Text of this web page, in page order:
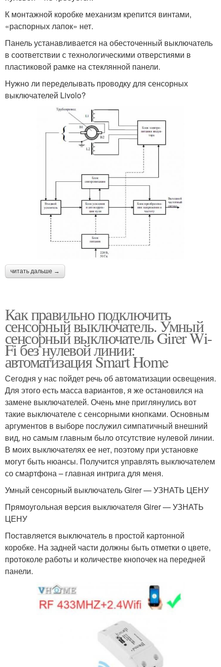
К монтажной коробке механизм крепится винтами,
«распорных лапок» нет.
Панель устанавливается на обесточенный выключатель
в соответствии с технологическими отверстиями в
пластиковой рамке на стеклянной панели.
Нужно ли переделывать проводку для сенсорных
выключателей Livolo?
читать дальше →
Как правильно подключить
сенсорный выключатель. Умный
сенсорный выключатель Girer Wi-
Fi без нулевой линии:
автоматизация Smart Home
Сегодня у нас пойдет речь об автоматизации освещения.
Для этого есть масса вариантов, я же остановился на
замене выключателей. Очень мне приглянулись вот
такие выключателе с сенсорными кнопками. Основным
аргументов в выборе послужил симпатичный внешний
вид, но самым главным было отсутствие нулевой линии.
В моих выключателях ее нет, поэтому при установке
могут быть нюансы. Получится управлять выключателем
со смартфона – главная интрига для меня.
Умный сенсорный выключатель Girer — УЗНАТЬ ЦЕНУ
Прямоугольная версия выключателя Girer — УЗНАТЬ
ЦЕНУ
Поставляется выключатель в простой картонной
коробке. На задней части должны быть отметки о цвете,
протоколе работы и количестве кнопочек на передней
панели.